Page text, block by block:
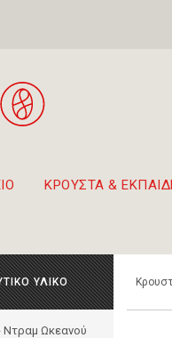
ΚΡΟΥΣΤΑ &
ΥΛΙΚΟ
Ντραμ Ωκεανού